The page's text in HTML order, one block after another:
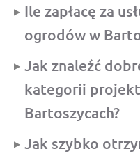
Ile zapłacę za
ogrodów w
Jak znaleźć
kategorii
Bartoszycach?
Jak szybko